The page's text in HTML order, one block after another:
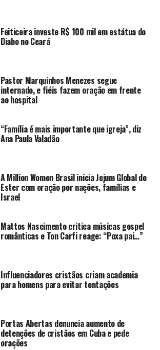
Feiticeira investe R$ 100 mil em estátua do
Diabo no Ceará
Pastor Marquinhos Menezes segue
internado, e fiéis fazem oração em frente
ao hospital
“Família é mais importante que igreja”, diz
Ana Paula Valadão
A Million Women Brasil inicia Jejum Global de
Ester com oração por nações, famílias e
Israel
Mattos Nascimento critica músicas gospel
românticas e Ton Carfi reage: “Poxa pai…”
Influenciadores cristãos criam academia
para homens para evitar tentações
Portas Abertas denuncia aumento de
detenções de cristãos em Cuba e pede
orações